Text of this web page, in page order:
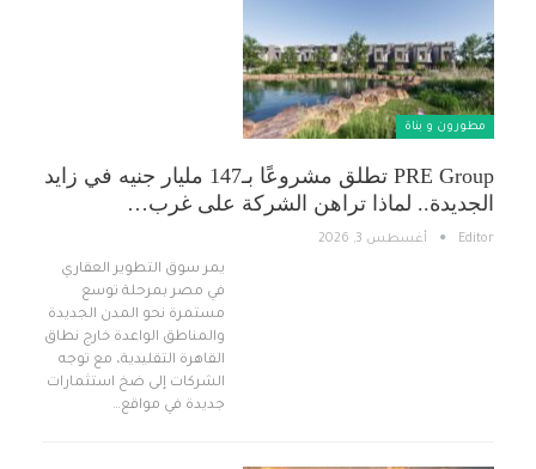
مطورون و بناة
PRE Group تطلق مشروعًا بـ147 مليار جنيه في زايد
الجديدة.. لماذا تراهن الشركة على غرب…
Editor أغسطس 3, 2026
يمر سوق التطوير العقاري
في مصر بمرحلة توسع
مستمرة نحو المدن الجديدة
والمناطق الواعدة خارج نطاق
القاهرة التقليدية، مع توجه
الشركات إلى ضخ استثمارات
جديدة في مواقع…